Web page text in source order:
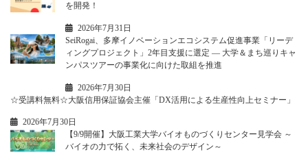
を開発！
2026年7月31日
SeiRogai、多摩イノベーションエコシステム促進事業「リーデ
ィングプロジェクト」2年目支援に選定 ― 大学＆まち巡りキャ
ンパスツアーの事業化に向けた取組を推進
2026年7月30日
☆受講料無料☆大阪信用保証協会主催「DX活用による生産性向上セミナー」
2026年7月30日
【9/9開催】大阪工業大学バイオものづくりセンター見学会 ～
バイオの力で拓く、未来社会のデザイン～